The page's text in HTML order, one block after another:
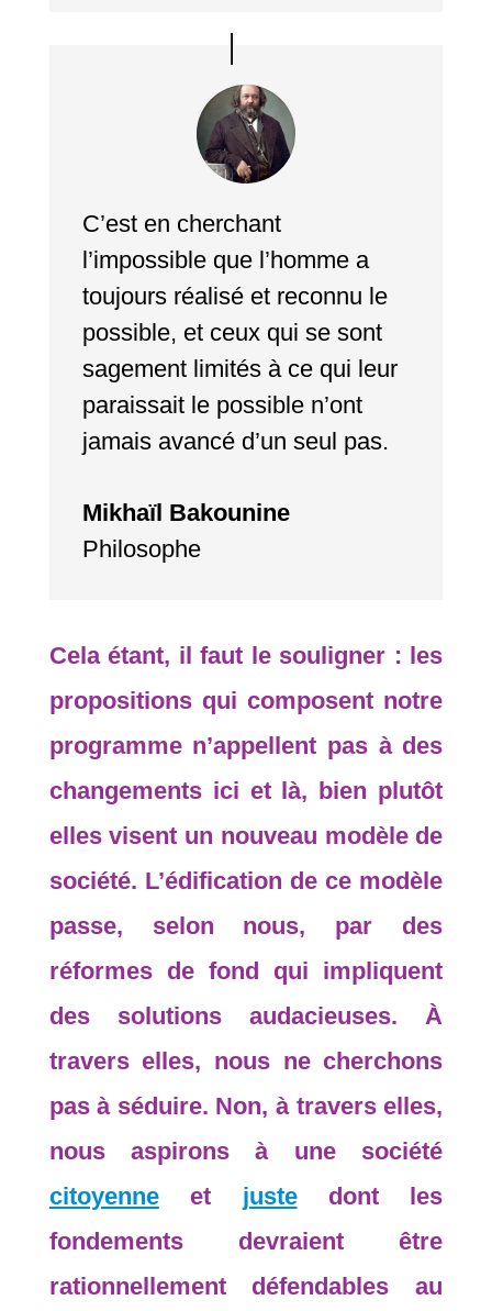
C’est en cherchant
l’impossible que l’homme a
toujours réalisé et reconnu le
possible, et ceux qui se sont
sagement limités à ce qui leur
paraissait le possible n’ont
jamais avancé d’un seul pas.
Mikhaïl Bakounine
Philosophe
Cela étant, il faut le souligner : les
propositions qui composent notre
programme n’appellent pas à des
changements ici et là, bien plutôt
elles visent un nouveau modèle de
société. L’édification de ce modèle
passe, selon nous, par des
réformes de fond qui impliquent
des solutions audacieuses. À
travers elles, nous ne cherchons
pas à séduire. Non, à travers elles,
nous aspirons à une société
citoyenneet justedont les
fondements devraient être
rationnellement défendables au